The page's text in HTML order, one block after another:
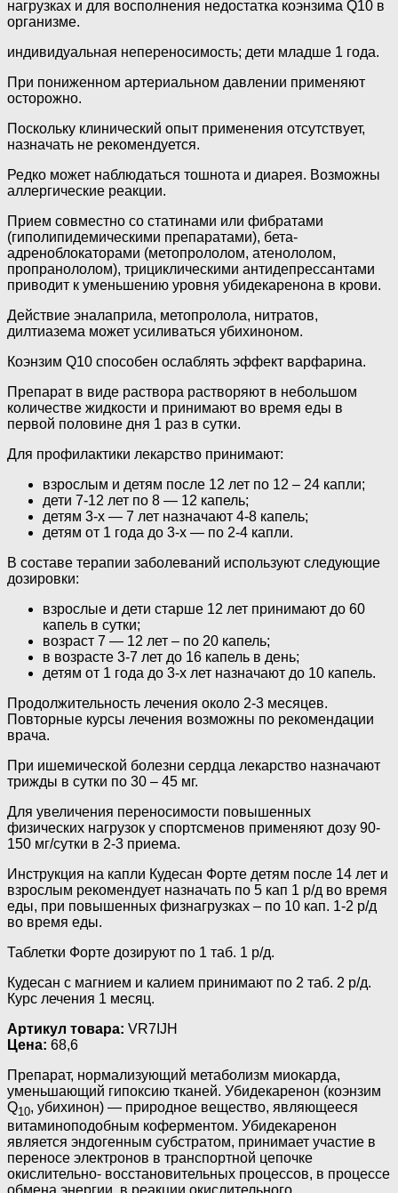
нагрузках и для восполнения недостатка коэнзима Q10 в
организме.
индивидуальная непереносимость; дети младше 1 года.
При пониженном артериальном давлении применяют
осторожно.
Поскольку клинический опыт применения отсутствует,
назначать не рекомендуется.
Редко может наблюдаться тошнота и диарея. Возможны
аллергические реакции.
Прием совместно со статинами или фибратами
(гиполипидемическими препаратами), бета-
адреноблокаторами (метопрололом, атенололом,
пропранололом), трициклическими антидепрессантами
приводит к уменьшению уровня убидекаренона в крови.
Действие эналаприла, метопролола, нитратов,
дилтиазема может усиливаться убихиноном.
Коэнзим Q10 способен ослаблять эффект варфарина.
Препарат в виде раствора растворяют в небольшом
количестве жидкости и принимают во время еды в
первой половине дня 1 раз в сутки.
Для профилактики лекарство принимают:
взрослым и детям после 12 лет по 12 – 24 капли;
дети 7-12 лет по 8 — 12 капель;
детям 3-х — 7 лет назначают 4-8 капель;
детям от 1 года до 3-х — по 2-4 капли.
В составе терапии заболеваний используют следующие
дозировки:
взрослые и дети старше 12 лет принимают до 60
капель в сутки;
возраст 7 — 12 лет – по 20 капель;
в возрасте 3-7 лет до 16 капель в день;
детям от 1 года до 3-х лет назначают до 10 капель.
Продолжительность лечения около 2-3 месяцев.
Повторные курсы лечения возможны по рекомендации
врача.
При ишемической болезни сердца лекарство назначают
трижды в сутки по 30 – 45 мг.
Для увеличения переносимости повышенных
физических нагрузок у спортсменов применяют дозу 90-
150 мг/сутки в 2-3 приема.
Инструкция на капли Кудесан Форте детям после 14 лет и
взрослым рекомендует назначать по 5 кап 1 р/д во время
еды, при повышенных физнагрузках – по 10 кап. 1-2 р/д
во время еды.
Таблетки Форте дозируют по 1 таб. 1 р/д.
Кудесан с магнием и калием принимают по 2 таб. 2 р/д.
Курс лечения 1 месяц.
Артикул товара: VR7IJH
Цена: 68,6
Препарат, нормализующий метаболизм миокарда,
уменьшающий гипоксию тканей. Убидекаренон (коэнзим
Q10, убихинон) — природное вещество, являющееся
витаминоподобным коферментом. Убидекаренон
является эндогенным субстратом, принимает участие в
переносе электронов в транспортной цепочке
окислительно- восстановительных процессов, в процессе
обмена энергии, в реакции окислительного